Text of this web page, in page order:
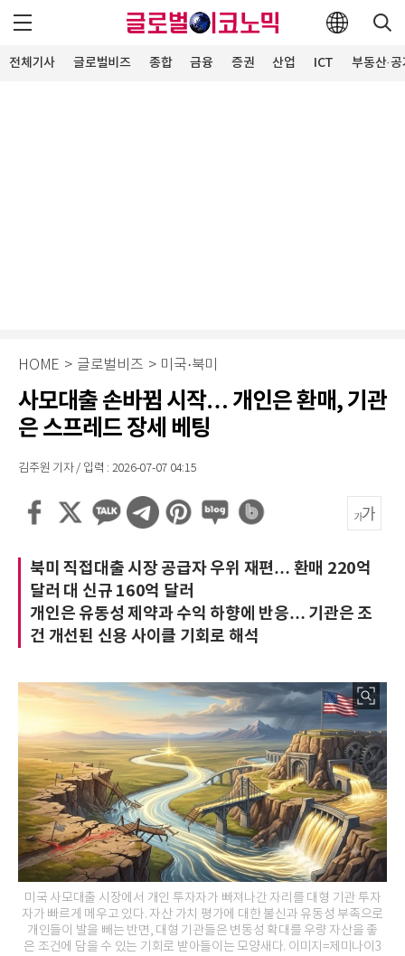
전체기사 글로벌비즈 종합 금융 증권 산업 ICT 부동산·
HOME > 글로벌비즈 > 미국·북미
사모대출 손바뀜 시작… 개인은 환매, 기관
은 스프레드 장세 베팅
김주원 기자 / 입력 : 2026-07-07 04:15
북미 직접대출 시장 공급자 우위 재편… 환매 220억
달러 대 신규 160억 달러
개인은 유동성 제약과 수익 하향에 반응… 기관은 조
건 개선된 신용 사이클 기회로 해석
미국 사모대출 시장에서 개인 투자자가 빠져나간 자리를 대형 기관 투자
자가 빠르게 메우고 있다. 자산 가치 평가에 대한 불신과 유동성 부족으로
개인들이 발을 빼는 반면, 대형 기관들은 변동성 확대를 우량 자산을 좋
은 조건에 담을 수 있는 기회로 받아들이는 모양새다. 이미지=제미나이3